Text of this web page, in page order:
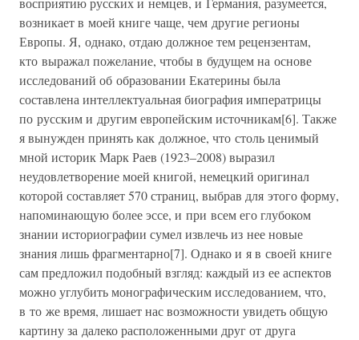
возникает в моей книге чаще, чем другие регионы
Европы. Я, однако, отдаю должное тем рецензентам,
кто выражал пожелание, чтобы в будущем на основе
исследований об образовании Екатерины была
составлена интеллектуальная биография императрицы
по русским и другим европейским источникам[6]. Также
я вынужден принять как должное, что столь ценимый
мной историк Марк Раев (1923–2008) выразил
неудовлетворение моей книгой, немецкий оригинал
которой составляет 570 страниц, выбрав для этого форму,
напоминающую более эссе, и при всем его глубоком
знании историографии сумел извлечь из нее новые
знания лишь фрагментарно[7]. Однако и я в своей книге
сам предложил подобный взгляд: каждый из ее аспектов
можно углубить монографическим исследованием, что,
в то же время, лишает нас возможности увидеть общую
картину за далеко расположенными друг от друга